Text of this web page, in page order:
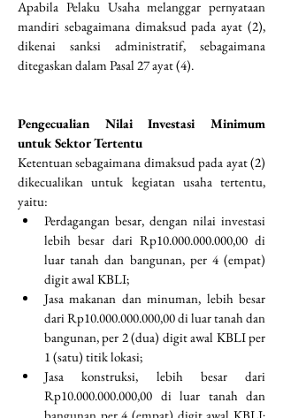
Apabila Pelaku Usaha melanggar pernyataan
mandiri sebagaimana dimaksud pada ayat (2),
dikenai sanksi administratif, sebagaimana
ditegaskan dalam Pasal 27 ayat (4).
Pengecualian Nilai Investasi Minimum
untuk Sektor Tertentu
Ketentuan sebagaimana dimaksud pada ayat (2)
dikecualikan untuk kegiatan usaha tertentu,
yaitu:
Perdagangan besar, dengan nilai investasi
lebih besar dari Rp10.000.000.000,00 di
luar tanah dan bangunan, per 4 (empat)
digit awal KBLI;
Jasa makanan dan minuman, lebih besar
dari Rp10.000.000.000,00 di luar tanah dan
bangunan, per 2 (dua) digit awal KBLI per
1 (satu) titik lokasi;
Jasa konstruksi, lebih besar dari
Rp10.000.000.000,00 di luar tanah dan